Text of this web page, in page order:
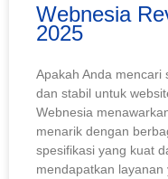
Webnesia
2025
Apakah Anda mencari
dan stabil untuk
Webnesia
menarik dengan
spesifikasi yang kuat
mendapatkan